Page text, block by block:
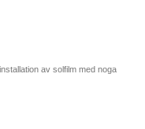
av solfilm med noga